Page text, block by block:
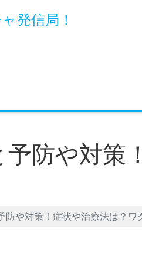
発信局！
防や対策
防や対策！症状や治療法は？ワ